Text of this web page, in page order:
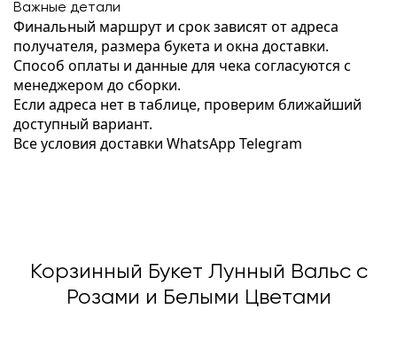
Важные детали
Финальный маршрут и срок зависят от адреса
получателя, размера букета и окна доставки.
Способ оплаты и данные для чека согласуются с
менеджером до сборки.
Если адреса нет в таблице, проверим ближайший
доступный вариант.
Все условия доставки WhatsApp Telegram
Корзинный Букет Лунный Вальс с
Розами и Белыми Цветами